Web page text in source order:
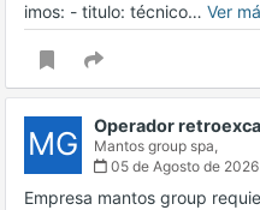
imos: - titulo: técnico… Ver
MG Operador
Mantos group spa,
05 de Agosto de 2026
Empresa mantos group